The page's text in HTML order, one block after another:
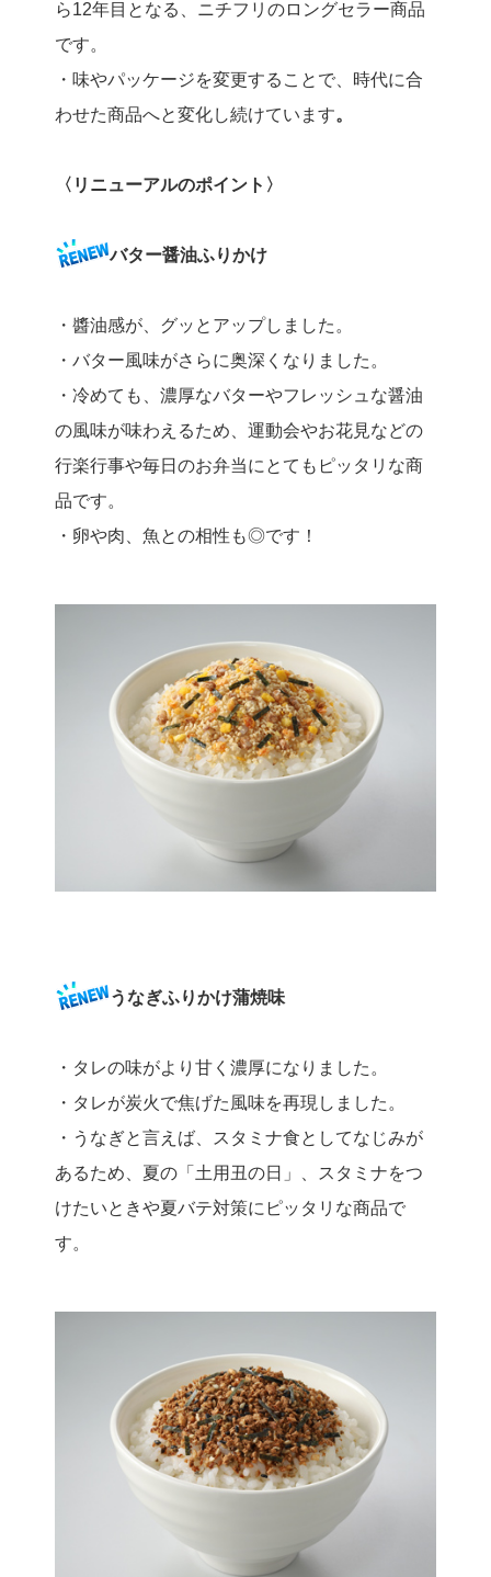
ら12年目となる、ニチフリのロングセラー商品
です。
・味やパッケージを変更することで、時代に合
わせた商品へと変化し続けています 。
〈リニューアルのポイント〉
バター醤油ふりかけ
・醬油感が、グッとアップしました。
・バター風味がさらに奥深くなりました。
・冷めても、濃厚なバターやフレッシュな醤油
の風味が味わえるため、運動会やお花見などの
行楽行事や毎日のお弁当にとてもピッタリな商
品です。
・卵や肉、魚との相性も◎です！
うなぎふりかけ蒲焼味
・タレの味がより甘く濃厚になりました。
・タレが炭火で焦げた風味を再現しました。
・うなぎと言えば、スタミナ食としてなじみが
あるため、夏の「土用丑の日」、スタミナをつ
けたいときや夏バテ対策にピッタリな商品で
す。